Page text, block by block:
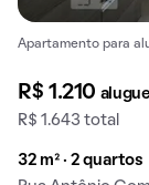
Apartamento para
R$ 1.210 aluguel
R$ 1.643 total
32 m² · 2 quartos